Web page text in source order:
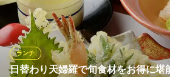
◆平日ランチ限定◆あやめ
1,600円(税込)
◆平日ランチ限定◆寿司ランチ
1,300円(税込)
ランチメニューをもっと
ランチタイムをお過ごしください。大好
本格和食をご用意。彩り豊かに盛り付け
よって変わる趣向を凝らした逸品料理で
ぞ。炭火で香ばしく焼き上げるうなぎの
す。
日替わり天婦羅で旬食材をお得に堪
ランチ